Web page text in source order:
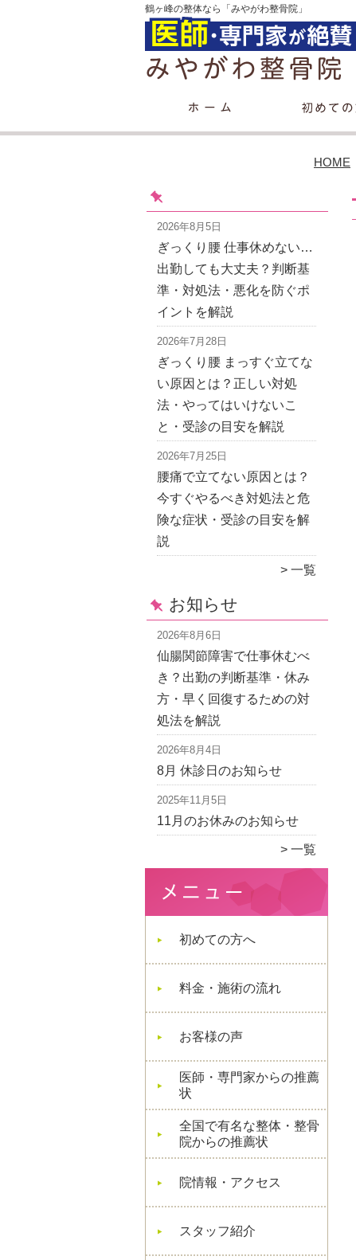
鶴ヶ峰の整体なら「みやがわ整骨院」
HOME
2026年8月5日
ぎっくり腰 仕事休めない…
出勤しても大丈夫？判断基
準・対処法・悪化を防ぐポ
イントを解説
2026年7月28日
ぎっくり腰 まっすぐ立てな
い原因とは？正しい対処
法・やってはいけないこ
と・受診の目安を解説
2026年7月25日
腰痛で立てない原因とは？
今すぐやるべき対処法と危
険な症状・受診の目安を解
説
一覧
お知らせ
2026年8月6日
仙腸関節障害で仕事休むべ
き？出勤の判断基準・休み
方・早く回復するための対
処法を解説
2026年8月4日
8月 休診日のお知らせ
2025年11月5日
11月のお休みのお知らせ
一覧
初めての方へ
料金・施術の流れ
お客様の声
医師・専門家からの推薦
状
全国で有名な整体・整骨
院からの推薦状
院情報・アクセス
スタッフ紹介